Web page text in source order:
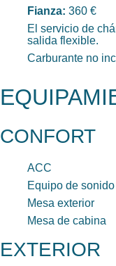
Fianza: 360 €
El servicio de
salida flexible.
Carburante no
CONFORT
ACC
Equipo de sonido
Mesa exterior
Mesa de cabina
EXTERIOR